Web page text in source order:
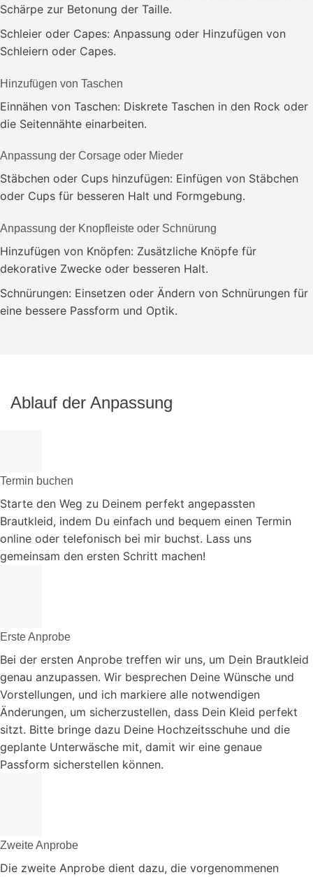
Schärpe zur Betonung der Taille.
Schleier oder Capes: Anpassung oder Hinzufügen von
Schleiern oder Capes.
Hinzufügen von Taschen
Einnähen von Taschen: Diskrete Taschen in den Rock oder
die Seitennähte einarbeiten.
Anpassung der Corsage oder Mieder
Stäbchen oder Cups hinzufügen: Einfügen von Stäbchen
oder Cups für besseren Halt und Formgebung.
Anpassung der Knopfleiste oder Schnürung
Hinzufügen von Knöpfen: Zusätzliche Knöpfe für
dekorative Zwecke oder besseren Halt.
Schnürungen: Einsetzen oder Ändern von Schnürungen für
eine bessere Passform und Optik.
Ablauf der Anpassung
Termin buchen
Starte den Weg zu Deinem perfekt angepassten
Brautkleid, indem Du einfach und bequem einen Termin
online oder telefonisch bei mir buchst. Lass uns
gemeinsam den ersten Schritt machen!
Erste Anprobe
Bei der ersten Anprobe treffen wir uns, um Dein Brautkleid
genau anzupassen. Wir besprechen Deine Wünsche und
Vorstellungen, und ich markiere alle notwendigen
Änderungen, um sicherzustellen, dass Dein Kleid perfekt
sitzt. Bitte bringe dazu Deine Hochzeitsschuhe und die
geplante Unterwäsche mit, damit wir eine genaue
Passform sicherstellen können.
Zweite Anprobe
Die zweite Anprobe dient dazu, die vorgenommenen